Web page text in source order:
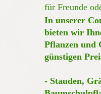
für Freunde
In unserer
bieten wir
Pflanzen und
günstigen
- Stauden,